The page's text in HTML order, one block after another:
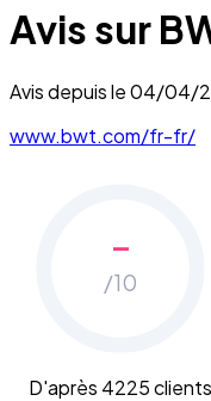
Avis sur
Avis depuis le04/04/
www.bwt.com/fr-fr/
-
/10
D'après 4225 clients